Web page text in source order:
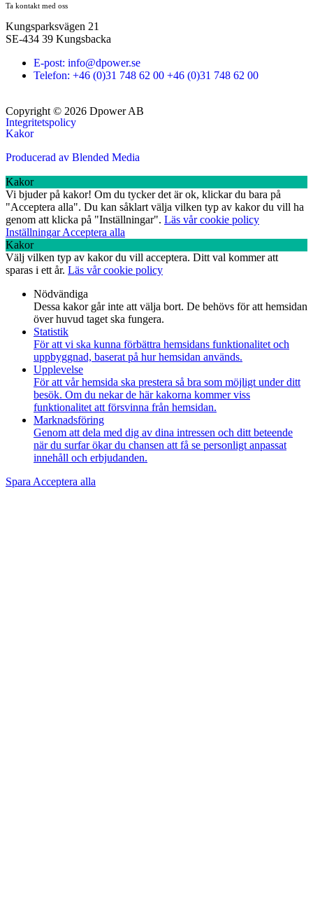
Ta kontakt med oss
Kungsparksvägen 21
SE-434 39 Kungsbacka
E-post: info@dpower.se
Telefon: +46 (0)31 748 62 00 +46 (0)31 748 62 00
Copyright © 2026 Dpower AB
Integritetspolicy
Kakor
Producerad av Blended Media
Kakor
Vi bjuder på kakor! Om du tycker det är ok, klickar du bara på
"Acceptera alla". Du kan såklart välja vilken typ av kakor du vill ha
genom att klicka på "Inställningar". Läs vår cookie policy
InställningarAcceptera alla
Kakor
Välj vilken typ av kakor du vill acceptera. Ditt val kommer att
sparas i ett år. Läs vår cookie policy
Nödvändiga
Dessa kakor går inte att välja bort. De behövs för att hemsidan
över huvud taget ska fungera.
Statistik
För att vi ska kunna förbättra hemsidans funktionalitet och
uppbyggnad, baserat på hur hemsidan används.
Upplevelse
För att vår hemsida ska prestera så bra som möjligt under ditt
besök. Om du nekar de här kakorna kommer viss
funktionalitet att försvinna från hemsidan.
Marknadsföring
Genom att dela med dig av dina intressen och ditt beteende
när du surfar ökar du chansen att få se personligt anpassat
innehåll och erbjudanden.
Spara Acceptera alla